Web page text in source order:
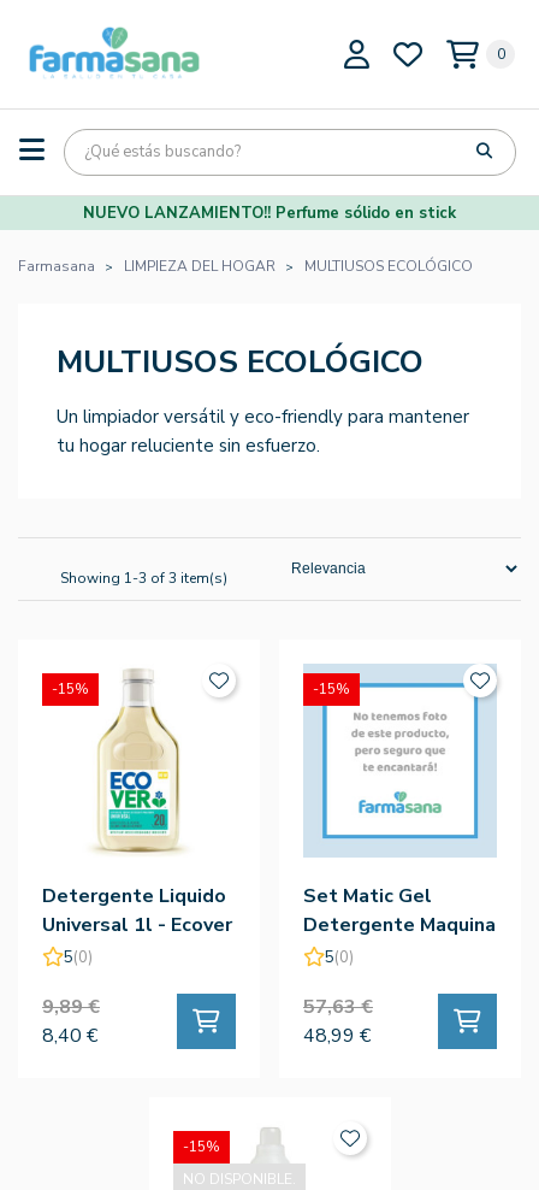
0
NUEVO LANZAMIENTO!! Perfume sólido en stick
Farmasana LIMPIEZA DEL HOGAR MULTIUSOS ECOLÓGICO
MULTIUSOS ECOLÓGICO
Un limpiador versátil y eco-friendly para mantener
tu hogar reluciente sin esfuerzo.
Showing 1-3 of 3 item(s)
Detergente Liquido
Universal 1l - Ecover
5(0)
9,89 €
8,40 €
-15%
Set Matic Gel
Detergente Maquina
Eco 10l - Ecotech
5(0)
57,63 €
48,99 €
-15%
-15%
NO DISPONIBLE.